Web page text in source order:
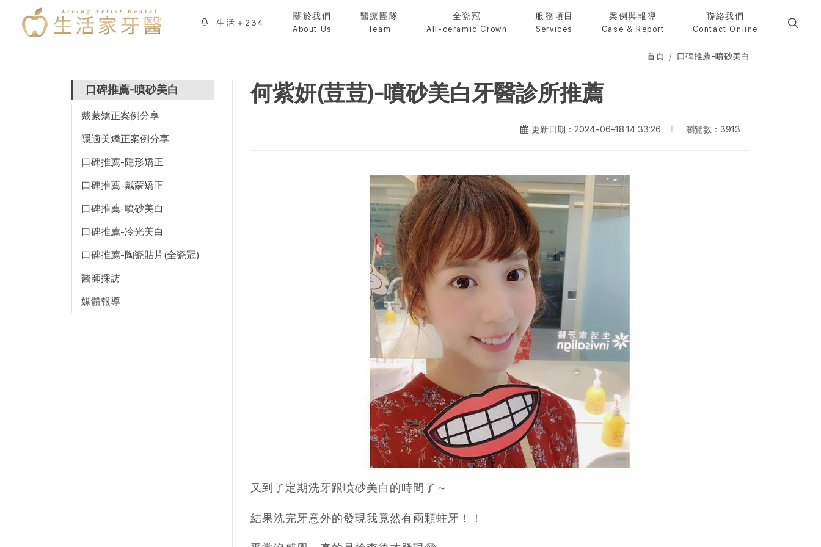
生活＋234
關於我們
About Us
醫療團隊
Team
全瓷冠
All-ceramic Crown
服務項目
Services
案例與報導
Case & Report
聯絡我們
Contact Online
首頁 口碑推薦-噴砂美白
口碑推薦-噴砂美白
戴蒙矯正案例分享
隱適美矯正案例分享
口碑推薦-隱形矯正
口碑推薦-戴蒙矯正
口碑推薦-噴砂美白
口碑推薦-冷光美白
口碑推薦-陶瓷貼片(全瓷冠)
醫師採訪
媒體報導
何紫妍(荳荳)-噴砂美白牙醫診所推薦
更新日期：2024-06-18 14:33:26 瀏覽數：3913
又到了定期洗牙跟噴砂美白的時間了～
結果洗完牙意外的發現我竟然有兩顆蛀牙！！